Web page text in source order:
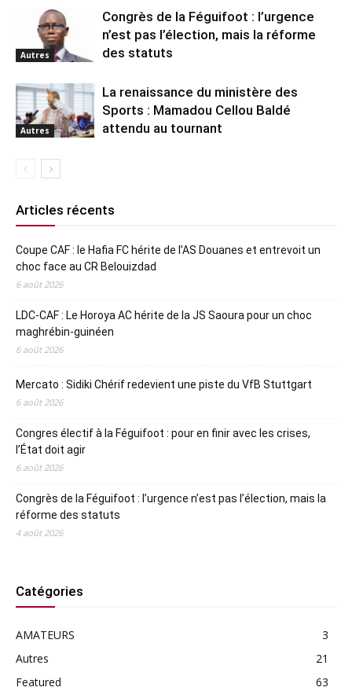
Autres
Congrès de la Féguifoot : l’urgence
n’est pas l’élection, mais la réforme
des statuts
Autres
La renaissance du ministère des
Sports : Mamadou Cellou Baldé
attendu au tournant
Articles récents
Coupe CAF : le Hafia FC hérite de l’AS Douanes et entrevoit un
choc face au CR Belouizdad
6 août 2026
LDC-CAF : Le Horoya AC hérite de la JS Saoura pour un choc
maghrébin-guinéen
6 août 2026
Mercato : Sidiki Chérif redevient une piste du VfB Stuttgart
6 août 2026
Congres électif à la Féguifoot : pour en finir avec les crises,
l’État doit agir
6 août 2026
Congrès de la Féguifoot : l’urgence n’est pas l’élection, mais la
réforme des statuts
4 août 2026
Catégories
AMATEURS
3
Autres
21
Featured
63